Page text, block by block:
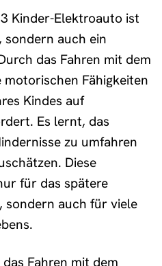
Kinder-Elektroauto ist
sondern auch ein
das Fahren mit dem
Fähigkeiten
Kindes auf
Es lernt, das
zu umfahren
Diese
für das spätere
auch für viele
Fahren mit dem